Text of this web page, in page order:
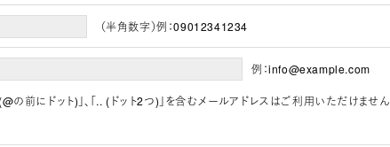
（半角数字）例：09012341234
例：info@example.com
の前にドット)」、「.. (ドット2つ)」を含むメールアドレスはご利用いただけません